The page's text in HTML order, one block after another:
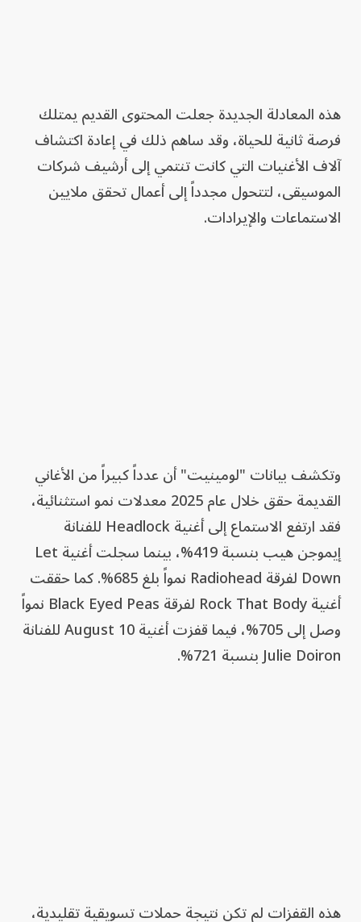
هذه المعادلة الجديدة جعلت المحتوى القديم يمتلك
فرصة ثانية للحياة، وقد ساهم ذلك في إعادة اكتشاف
آلاف الأغنيات التي كانت تنتمي إلى أرشيف شركات
الموسيقى، لتتحول مجدداً إلى أعمال تحقق ملايين
الاستماعات والإيرادات.
وتكشف بيانات "لومينيت" أن عدداً كبيراً من الأغاني
القديمة حقق خلال عام 2025 معدلات نمو استثنائية،
فقد ارتفع الاستماع إلى أغنية Headlock للفنانة
إيموجن هيب بنسبة 419%، بينما سجلت أغنية Let
Down لفرقة Radiohead نمواً بلغ 685%. كما حققت
أغنية Rock That Body لفرقة Black Eyed Peas نمواً
وصل إلى 705%، فيما قفزت أغنية August 10 للفنانة
Julie Doiron بنسبة 721%.
هذه القفزات لم تكن نتيجة حملات تسويقية تقليدية،